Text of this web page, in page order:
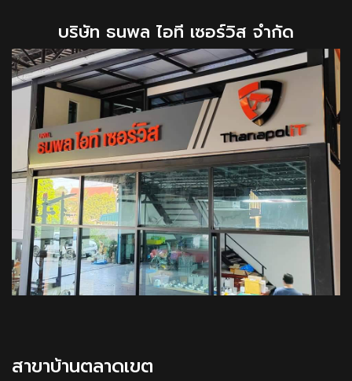
บริษัท ธนพล ไอที เซอร์วิส จำกัด
สาขาบ้านตลาดเขต